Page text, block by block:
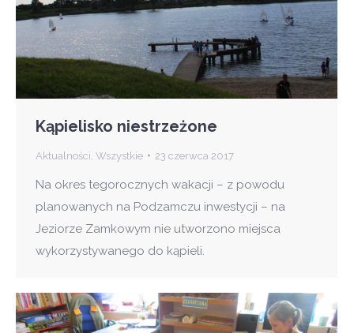
Kąpielisko niestrzeżone
Aktualności Wszystkie 23 czerwca 2017
Na okres tegorocznych wakacji – z powodu
planowanych na Podzamczu inwestycji – na
Jeziorze Zamkowym nie utworzono miejsca
wykorzystywanego do kąpieli.